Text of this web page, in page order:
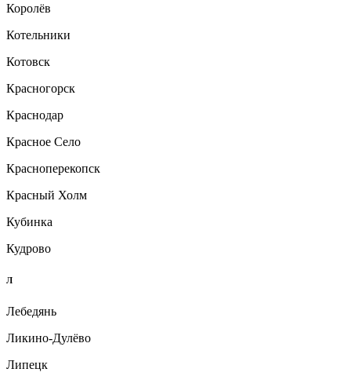
Королёв
Котельники
Котовск
Красногорск
Краснодар
Красное Село
Красноперекопск
Красный Холм
Кубинка
Кудрово
Л
Лебедянь
Ликино-Дулёво
Липецк